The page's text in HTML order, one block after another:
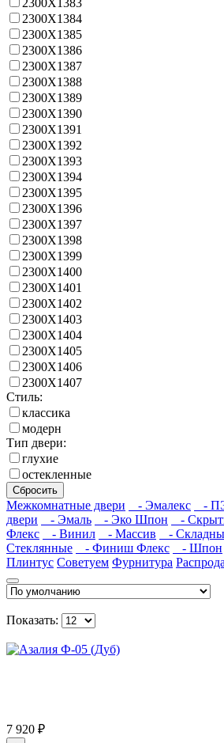
2300X1384
2300X1385
2300X1386
2300X1387
2300X1388
2300X1389
2300X1390
2300X1391
2300X1392
2300X1393
2300X1394
2300X1395
2300X1396
2300X1397
2300X1398
2300X1399
2300X1400
2300X1401
2300X1402
2300X1403
2300X1404
2300X1405
2300X1406
2300X1407
Стиль:
классика
модерн
Тип двери:
глухие
остекленные
Сбросить
Межкомнатные двери - Эмалекс -
двери
- Эмаль - Эко Шпон -
Флекс
- Винил - Массив -
Стеклянные
- Финиш Флекс - Шпон
Плинтус Советуем Фурнитура
Показать:
7 920 ₽